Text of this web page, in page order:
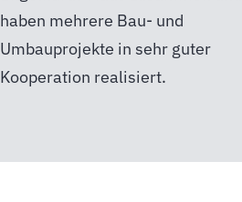
haben mehrere Bau- und
Umbauprojekte in sehr guter
Kooperation realisiert.
Mitarbeitern und ihrem